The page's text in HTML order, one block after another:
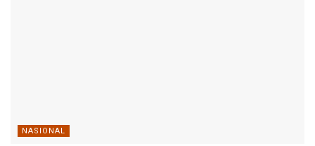
NASIONAL